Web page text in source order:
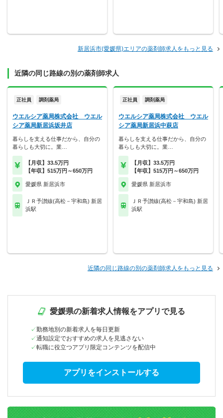
新居浜市(愛媛県)エリアの薬剤師求人をもっと見る
近隣の同じ路線の別の薬剤師求人
正社員 調剤薬局
ウエルシア薬局株式会社 ウエル
シア薬局新居浜坂井店
暮らしを支える仕事だから、自分の
暮らしも大切に。業…
【月収】33.5万円
【年収】515万円～650万円
愛媛県 新居浜市
ＪＲ予讃線(高松－宇和島) 新居
浜駅
正社員 調剤薬局
ウエルシア薬局株式会社 ウエル
シア薬局新居浜中萩店
暮らしを支える仕事だから、自分の
暮らしも大切に。業…
【月収】33.5万円
【年収】515万円～650万円
愛媛県 新居浜市
ＪＲ予讃線(高松－宇和島) 新居
浜駅
近隣の同じ路線の別の薬剤師求人をもっと見る
愛媛県の新着求人情報をアプリで見る
勤務地別の新着求人を毎日更新
通知設定でおすすめの求人を見逃さない
転職に役立つアプリ限定コンテンツを配信中
アプリをインストールする